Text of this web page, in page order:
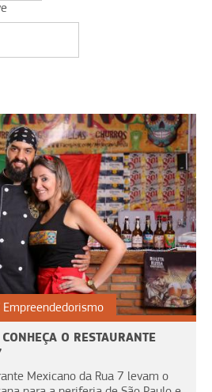
Empreendedorismo
O RESTAURANTE
Mexicano da Rua 7 levam o